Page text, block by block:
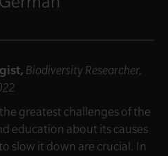
Biodiversity Researcher,
greatest challenges of the
education about its causes
slow it down are crucial. In